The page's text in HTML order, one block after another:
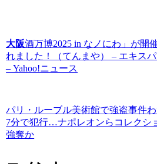
大阪酒万博2025 in なノにわ」が開
れました！（てんまや） – エキスパ
– Yahoo!ニュース
パリ・ルーブル美術館で強盗事件
7分で犯行…ナポレオンらコレクシ
強奪か